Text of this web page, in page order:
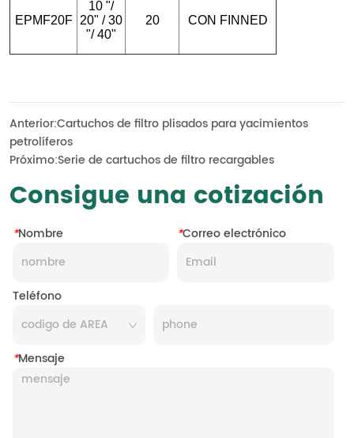
Anterior:Cartuchos de filtro plisados para yacimientos
petrolíferos
Próximo:Serie de cartuchos de filtro recargables
Consigue una cotización
*Nombre *Correo electrónico
Teléfono
*Mensaje